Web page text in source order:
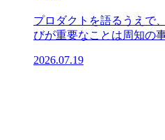
プロダクトを語るうえで
びが重要なことは周知の
2026.07.19